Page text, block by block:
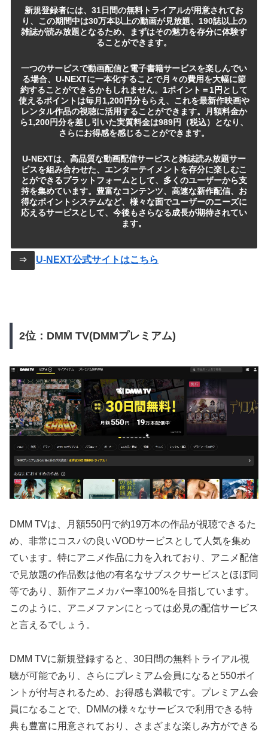
新規登録者には、31日間の無料トライアルが用意されてお
り、この期間中は30万本以上の動画が見放題、190誌以上の
雑誌が読み放題となるため、まずはその魅力を存分に体験す
ることができます。
一つのサービスで動画配信と電子書籍サービスを楽しんでい
る場合、U-NEXTに一本化することで月々の費用を大幅に節
約することができるかもしれません。1ポイント＝1円として
使えるポイントは毎月1,200円分もらえ、これを最新作映画や
レンタル作品の視聴に活用することができます。月額料金か
ら1,200円分を差し引いた実質料金は989円（税込）となり、
さらにお得感を感じることができます。
U-NEXTは、高品質な動画配信サービスと雑誌読み放題サー
ビスを組み合わせた、エンターテイメントを存分に楽しむこ
とができるプラットフォームとして、多くのユーザーから支
持を集めています。豊富なコンテンツ、高速な新作配信、お
得なポイントシステムなど、様々な面でユーザーのニーズに
応えるサービスとして、今後もさらなる成長が期待されてい
ます。
⇒ U-NEXT公式サイトはこちら
2位：DMM TV(DMMプレミアム)
DMM TVは、月額550円で約19万本の作品が視聴できるた
め、非常にコスパの良いVODサービスとして人気を集め
ています。特にアニメ作品に力を入れており、アニメ配信
で見放題の作品数は他の有名なサブスクサービスとほぼ同
等であり、新作アニメカバー率100%を目指しています。
このように、アニメファンにとっては必見の配信サービス
と言えるでしょう。
DMM TVに新規登録すると、30日間の無料トライアル視
聴が可能であり、さらにプレミアム会員になると550ポイ
ントが付与されるため、お得感も満載です。プレミアム会
員になることで、DMMの様々なサービスで利用できる特
典も豊富に用意されており、さまざまな楽しみ方ができる